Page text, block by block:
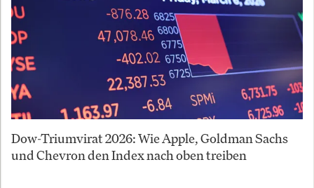
Dow-Triumvirat 2026: Wie Apple, Goldman Sachs
und Chevron den Index nach oben treiben